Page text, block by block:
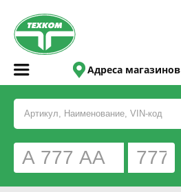
Адреса магазинов